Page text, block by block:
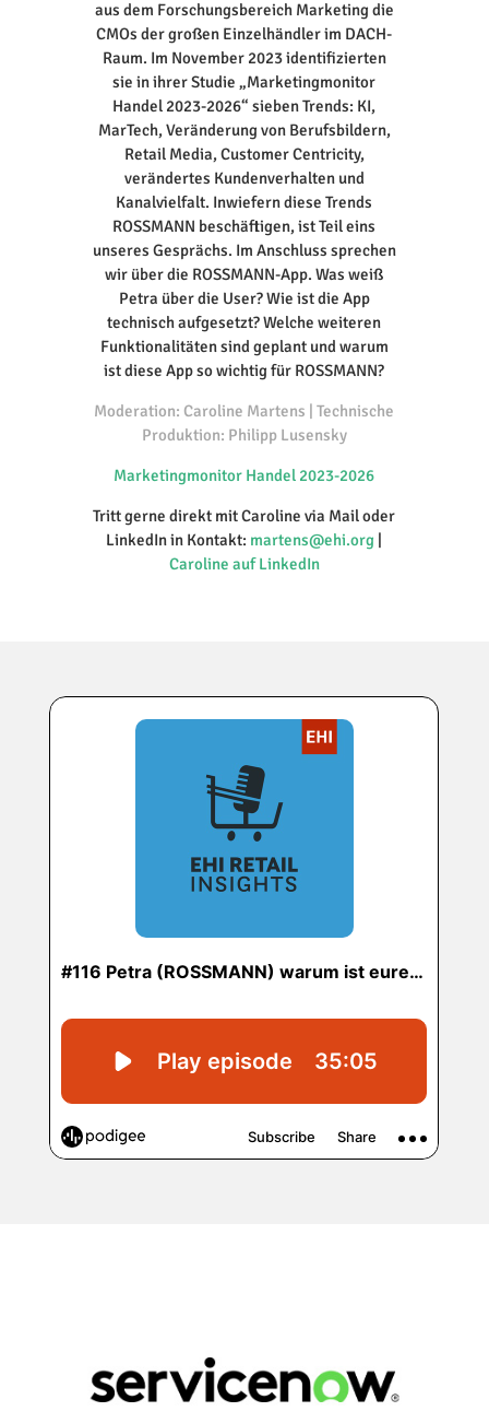
aus dem Forschungsbereich Marketing die
CMOs der großen Einzelhändler im DACH-
Raum. Im November 2023 identifizierten
sie in ihrer Studie „Marketingmonitor
Handel 2023-2026“ sieben Trends: KI,
MarTech, Veränderung von Berufsbildern,
Retail Media, Customer Centricity,
verändertes Kundenverhalten und
Kanalvielfalt. Inwiefern diese Trends
ROSSMANN beschäftigen, ist Teil eins
unseres Gesprächs. Im Anschluss sprechen
wir über die ROSSMANN-App. Was weiß
Petra über die User? Wie ist die App
technisch aufgesetzt? Welche weiteren
Funktionalitäten sind geplant und warum
ist diese App so wichtig für ROSSMANN?
Moderation: Caroline Martens | Technische
Produktion: Philipp Lusensky
Marketingmonitor Handel 2023-2026
Tritt gerne direkt mit Caroline via Mail oder
LinkedIn in Kontakt: martens@ehi.org |
Caroline auf LinkedIn